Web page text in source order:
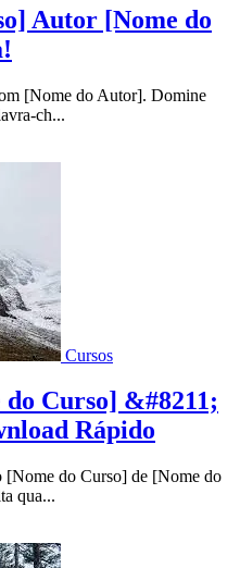
Autor [Nome do
[Nome do Autor]. Domine
ch...
Cursos
Curso] &#8211;
Rápido
[Nome do Curso] de [Nome do
qua...